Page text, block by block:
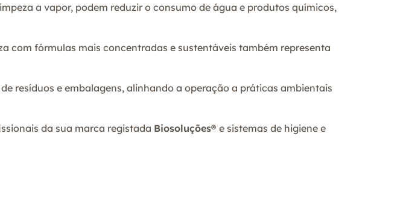
a vapor, podem reduzir o consumo de água e produtos químicos,
com fórmulas mais concentradas e sustentáveis também representa
resíduos e embalagens, alinhando a operação a práticas ambientais
da sua marca registada Biosoluções® e sistemas de higiene e